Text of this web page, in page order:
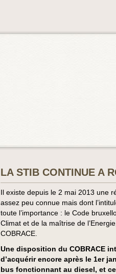
LA STIB CONTINUE A
Il existe depuis le 2 mai 2013 une
assez peu connue mais dont
toute l’importance : le Code
Climat et de la maîtrise de
COBRACE.
Une disposition du COBRACE
d’acquérir encore après le 1er
bus fonctionnant au diesel, et